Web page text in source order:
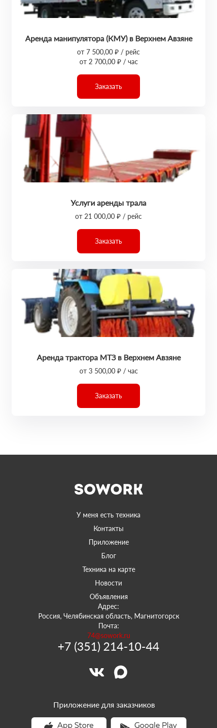
Аренда манипулятора (КМУ) в Верхнем Авзяне
от 7 500,00 ₽ / рейс
от 2 700,00 ₽ / час
Заказать
Услуги аренды трала
от 21 000,00 ₽ / рейс
Заказать
Аренда трактора МТЗ в Верхнем Авзяне
от 3 500,00 ₽ / час
Заказать
У меня есть техника
Контакты
Приложение
Блог
Техника на карте
Новости
Объявления
Адрес:
Россия, Челябинская область, Магнитогорск
Почта:
74@sowork.ru
+7 (351) 214-10-44
Приложение для заказчиков